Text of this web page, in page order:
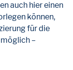
auch hier einen
können,
für die
–